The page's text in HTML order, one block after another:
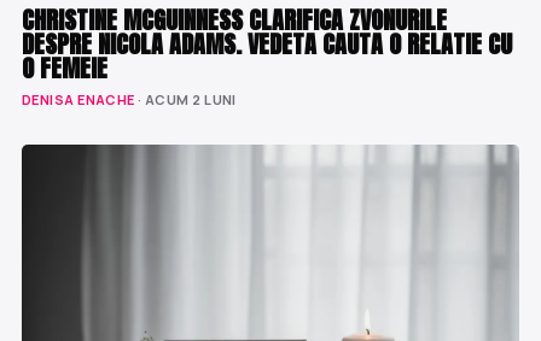
CHRISTINE MCGUINNESS CLARIFICA ZVONURILE
DESPRE NICOLA ADAMS. VEDETA CAUTA O RELATIE CU
O FEMEIE
DENISA ENACHE · ACUM 2 LUNI